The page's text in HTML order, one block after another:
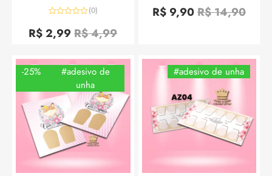
0
de
(0)
R$4,99
R$2,99
0
de
R$14,90
R$9,90
-25%
#adesivo de
unha
#adesivo de unha